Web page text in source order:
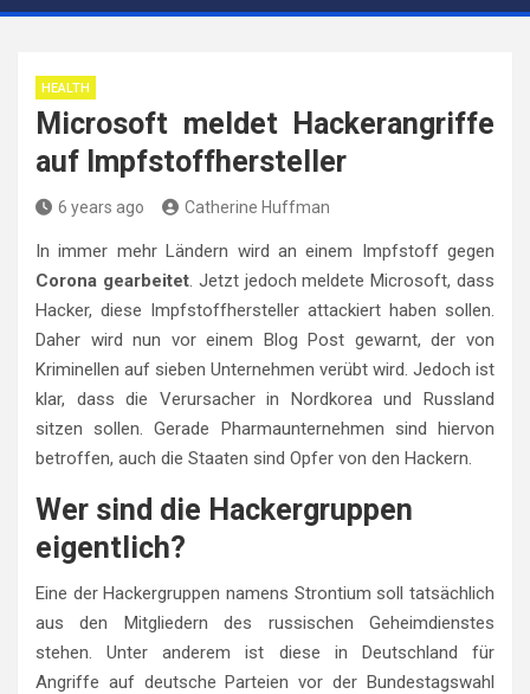
HEALTH
Microsoft meldet Hackerangriffe
auf Impfstoffhersteller
6 years ago Catherine Huffman
In immer mehr Ländern wird an einem Impfstoff gegen
Corona gearbeitet. Jetzt jedoch meldete Microsoft, dass
Hacker, diese Impfstoffhersteller attackiert haben sollen.
Daher wird nun vor einem Blog Post gewarnt, der von
Kriminellen auf sieben Unternehmen verübt wird. Jedoch ist
klar, dass die Verursacher in Nordkorea und Russland
sitzen sollen. Gerade Pharmaunternehmen sind hiervon
betroffen, auch die Staaten sind Opfer von den Hackern.
Wer sind die Hackergruppen
eigentlich?
Eine der Hackergruppen namens Strontium soll tatsächlich
aus den Mitgliedern des russischen Geheimdienstes
stehen. Unter anderem ist diese in Deutschland für
Angriffe auf deutsche Parteien vor der Bundestagswahl